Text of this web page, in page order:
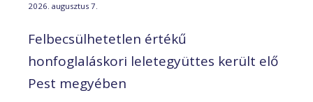
2026. augusztus 7.
Felbecsülhetetlen értékű
honfoglaláskori leletegyüttes került elő
Pest megyében